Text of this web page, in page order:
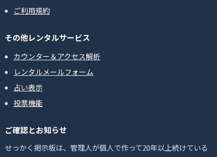
ご利用規約
その他レンタルサービス
カウンター＆アクセス解析
レンタルメールフォーム
占い表示
投票機能
ご確認とお知らせ
せっかく掲示板は、管理人が個人で作って20年以上続けている